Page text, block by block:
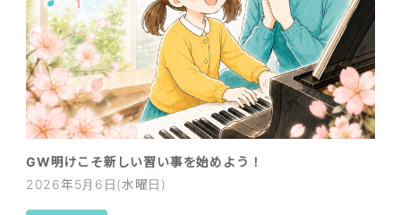
GW明けこそ新しい習い事を始めよう！
2026年5月6日(水曜日)